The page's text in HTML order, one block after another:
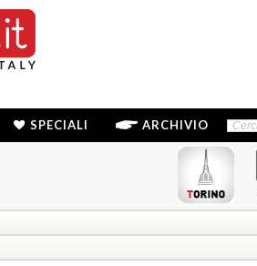
SPECIALI ARCHIVIO